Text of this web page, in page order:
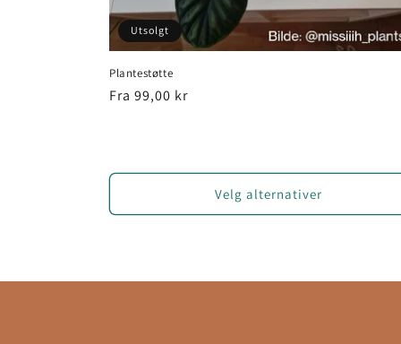
Utsolgt
Plantestøtte
Vanlig
Fra 99,00 kr
Velg alternativer